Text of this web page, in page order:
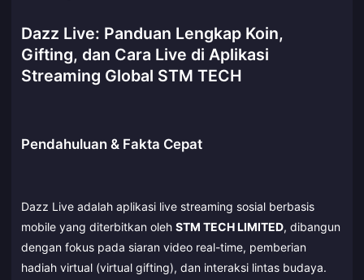
Dazz Live: Panduan Lengkap Koin,
Gifting, dan Cara Live di Aplikasi
Streaming Global STM TECH
Pendahuluan & Fakta Cepat
Dazz Live adalah aplikasi live streaming sosial berbasis
mobile yang diterbitkan oleh STM TECH LIMITED, dibangun
dengan fokus pada siaran video real-time, pemberian
hadiah virtual (virtual gifting), dan interaksi lintas budaya.